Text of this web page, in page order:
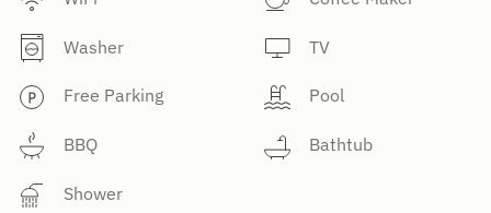
Washer TV
Free Parking Pool
BBQ Bathtub
Shower